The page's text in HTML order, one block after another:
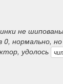
не
нормально,
удолось